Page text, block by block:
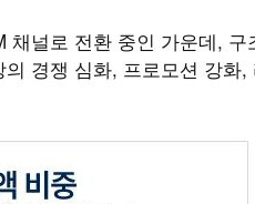
널로 전환 중인 가운데, 구
경쟁 심화, 프로모션 강화